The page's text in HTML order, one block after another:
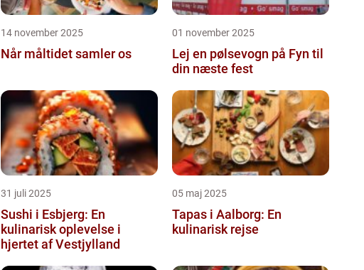
14 november 2025
Når måltidet samler os
01 november 2025
Lej en pølsevogn på Fyn til
din næste fest
31 juli 2025
Sushi i Esbjerg: En
kulinarisk oplevelse i
hjertet af Vestjylland
05 maj 2025
Tapas i Aalborg: En
kulinarisk rejse